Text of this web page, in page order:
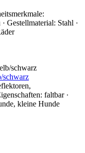
Gestellmaterial: Stahl ·
schwarz
faltbar ·
kleine Hunde